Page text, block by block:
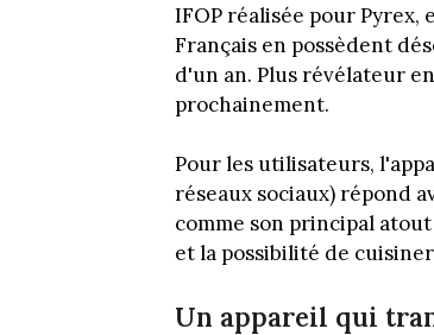
IFOP réalisée pour Pyrex,
Français en possèdent
d'un an. Plus révélateur
prochainement.
Pour les utilisateurs,
réseaux sociaux) répond
comme son principal
et la possibilité de
Un appareil qui